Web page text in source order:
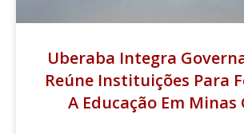
Uberaba Integra
Reúne Instituições Para
A Educação Em Minas